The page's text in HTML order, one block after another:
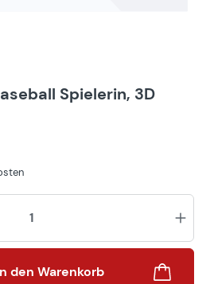
Spielerin, 3D
den Warenkorb